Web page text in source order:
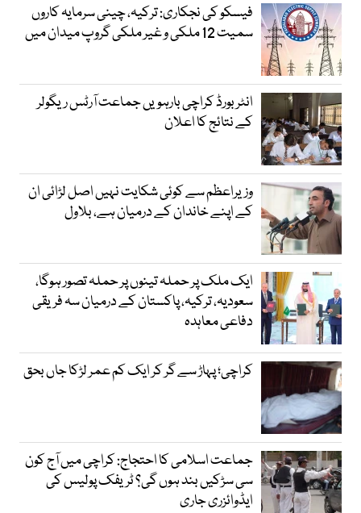
فیسکو کی نجکاری: ترکیہ، چینی سرمایہ کاروں
سمیت 12 ملکی و غیر ملکی گروپ میدان میں
انٹر بورڈ کراچی بارہویں جماعت آرٹس ریگولر
کے نتائج کا اعلان
وزیراعظم سے کوئی شکایت نہیں اصل لڑائی ان
کے اپنے خاندان کے درمیان ہے، بلاول
ایک ملک پر حملہ تینوں پر حملہ تصور ہوگا،
سعودیہ، ترکیہ، پاکستان کے درمیان سہ فریقی
دفاعی معاہدہ
کراچی؛ پہاڑ سے گر کر ایک کم عمر لڑکا جاں بحق
جماعت اسلامی کا احتجاج: کراچی میں آج کون
سی سڑکیں بند ہوں گی؟ ٹریفک پولیس کی
ایڈوائزری جاری